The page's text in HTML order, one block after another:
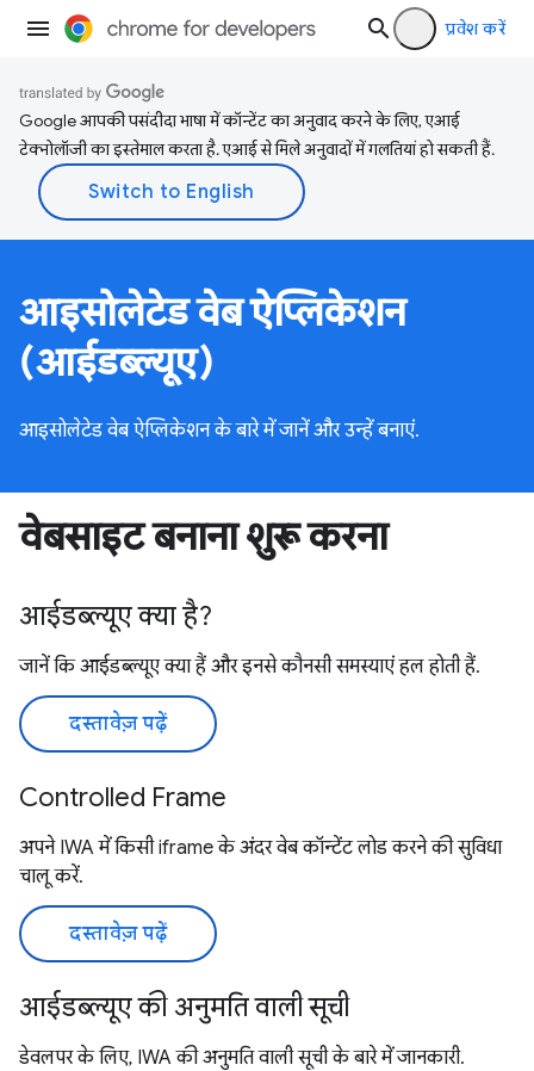
प्रवेश करें
Google आपकी पसंदीदा भाषा में कॉन्टेंट का अनुवाद करने के लिए, एआई
टेक्नोलॉजी का इस्तेमाल करता है. एआई से मिले अनुवादों में गलतियां हो सकती हैं.
आइसोलेटेड वेब ऐप्लिकेशन
(आईडब्ल्यूए)
आइसोलेटेड वेब ऐप्लिकेशन के बारे में जानें और उन्हें बनाएं.
वेबसाइट बनाना शुरू करना
आईडब्ल्यूए क्या है?
जानें कि आईडब्ल्यूए क्या हैं और इनसे कौनसी समस्याएं हल होती हैं.
दस्तावेज़ पढ़ें
Controlled Frame
अपने IWA में किसी iframe के अंदर वेब कॉन्टेंट लोड करने की सुविधा
चालू करें.
दस्तावेज़ पढ़ें
आईडब्ल्यूए की अनुमति वाली सूची
डेवलपर के लिए, IWA की अनुमति वाली सूची के बारे में जानकारी.